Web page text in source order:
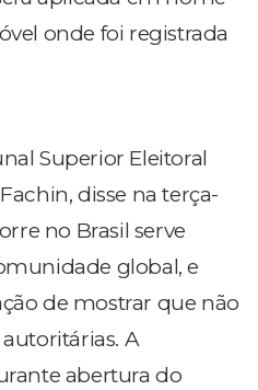
onde foi registrada
Superior Eleitoral
disse na terça-
no Brasil serve
global, e
de mostrar que não
A
abertura do